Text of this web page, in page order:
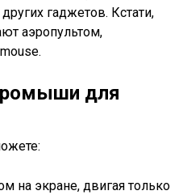
гаджетов. Кстати,
аэропультом,
для
на экране, двигая только